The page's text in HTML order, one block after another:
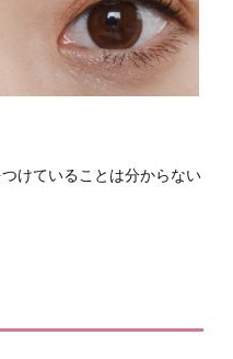
けていることは分からない